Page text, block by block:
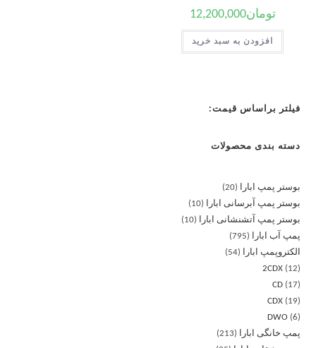
تومان12,200,000
افزودن به سبد خرید
فیلتر براساس قیمت:
دسته بندی محصولات
بوستر پمپ ابارا
20
بوستر پمپ آبرسانی ابارا
10
بوستر پمپ آتشنشانی ابارا
10
پمپ آب ابارا
795
الکتروپمپ ابارا
54
2CDX
12
CD
17
CDX
19
DWO
6
پمپ خانگی ابارا
213